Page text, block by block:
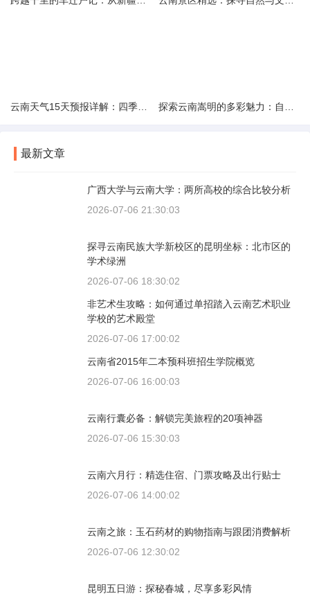
最新文章
广西大学与云南大学：两所高校的综合比较分析
2026-07-06 21:30:03
探寻云南民族大学新校区的昆明坐标：北市区的
学术绿洲
2026-07-06 18:30:02
非艺术生攻略：如何通过单招踏入云南艺术职业
学校的艺术殿堂
2026-07-06 17:00:02
云南省2015年二本预科班招生学院概览
2026-07-06 16:00:03
云南行囊必备：解锁完美旅程的20项神器
2026-07-06 15:30:03
云南六月行：精选住宿、门票攻略及出行贴士
2026-07-06 14:00:02
云南之旅：玉石药材的购物指南与跟团消费解析
2026-07-06 12:30:02
昆明五日游：探秘春城，尽享多彩风情